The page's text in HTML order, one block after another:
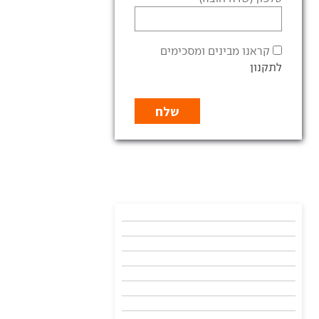
קראנו מבינים ומסכימים
לתקנון